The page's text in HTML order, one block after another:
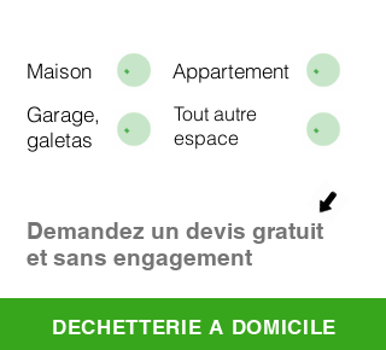
Maison
Appartement
Garage,
galetas
Tout autre
espace
Demandez un devis gratuit
et sans engagement
DECHETTERIE A DOMICILE